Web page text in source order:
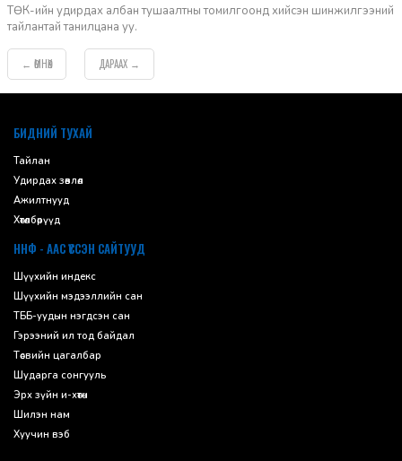
ТӨК-ийн удирдах албан тушаалтны томилгоонд хийсэн шинжилгээний
тайлантай танилцана уу.
← ӨМНӨХ ДАРААХ →
БИДНИЙ ТУХАЙ
Тайлан
Удирдах зөвлөл
Ажилтнууд
Хөтөлбөрүүд
ННФ - ААС ҮҮССЭН САЙТУУД
Шүүхийн индекс
Шүүхийн мэдээллийн сан
ТББ-уудын нэгдсэн сан
Гэрээний ил тод байдал
Төсвийн цагалбар
Шударга сонгууль
Эрх зүйн и-хөтөч
Шилэн нам
Хуучин вэб